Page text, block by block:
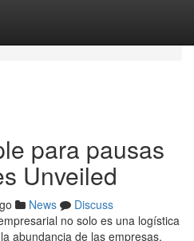
para pausas
Unveiled
News
Discuss
no solo es una logística
abundancia de las empresas,